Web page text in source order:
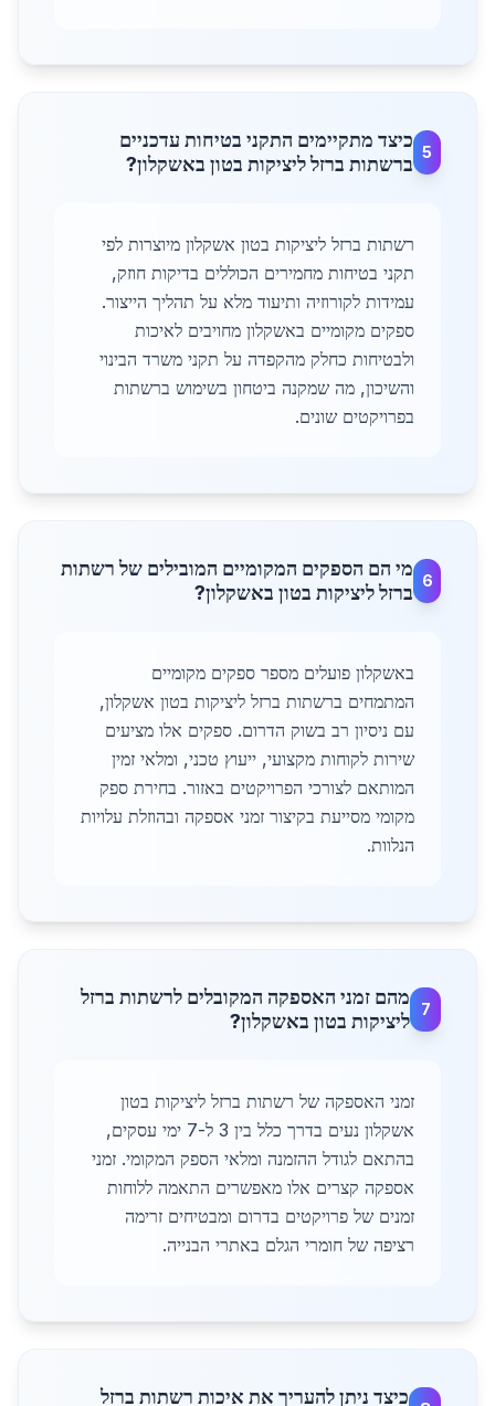
5
כיצד מתקיימים התקני בטיחות עדכניים
ברשתות ברזל ליציקות בטון באשקלון?
רשתות ברזל ליציקות בטון אשקלון מיוצרות לפי
תקני בטיחות מחמירים הכוללים בדיקות חוזק,
עמידות לקורוזיה ותיעוד מלא על תהליך הייצור.
ספקים מקומיים באשקלון מחויבים לאיכות
ולבטיחות כחלק מהקפדה על תקני משרד הבינוי
והשיכון, מה שמקנה ביטחון בשימוש ברשתות
בפרויקטים שונים.
6
מי הם הספקים המקומיים המובילים של רשתות
ברזל ליציקות בטון באשקלון?
באשקלון פועלים מספר ספקים מקומיים
המתמחים ברשתות ברזל ליציקות בטון אשקלון,
עם ניסיון רב בשוק הדרום. ספקים אלו מציעים
שירות לקוחות מקצועי, ייעוץ טכני, ומלאי זמין
המותאם לצורכי הפרויקטים באזור. בחירת ספק
מקומי מסייעת בקיצור זמני אספקה ובהוזלת עלויות
הנלוות.
7
מהם זמני האספקה המקובלים לרשתות ברזל
ליציקות בטון באשקלון?
זמני האספקה של רשתות ברזל ליציקות בטון
אשקלון נעים בדרך כלל בין 3 ל-7 ימי עסקים,
בהתאם לגודל ההזמנה ומלאי הספק המקומי. זמני
אספקה קצרים אלו מאפשרים התאמה ללוחות
זמנים של פרויקטים בדרום ומבטיחים זרימה
רציפה של חומרי הגלם באתרי הבנייה.
כיצד ניתן להעריך את איכות רשתות ברזל